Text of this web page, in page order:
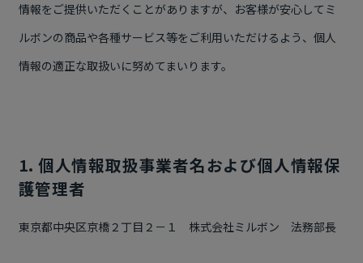
情報をご提供いただくことがありますが、お客様が安心してミ
ルボンの商品や各種サービス等をご利用いただけるよう、個人
情報の適正な取扱いに努めてまいります。
1. 個人情報取扱事業者名および個人情報保
護管理者
東京都中央区京橋２丁目２－１ 株式会社ミルボン 法務部長